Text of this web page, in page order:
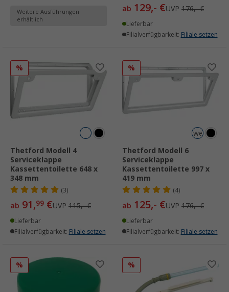
Weitere Ausführungen
erhältlich
ab 129,- €UVP 176,- €
Lieferbar
Filialverfügbarkeit: Filiale setzen
%
Thetford Modell 4
Serviceklappe
Kassettentoilette 648 x
348 mm
(3)
ab 91,99 €UVP 115,- €
Lieferbar
Filialverfügbarkeit: Filiale setzen
%
weiß
Thetford Modell 6
Serviceklappe
Kassettentoilette 997 x
419 mm
(4)
ab 125,- €UVP 176,- €
Lieferbar
Filialverfügbarkeit: Filiale setzen
% %